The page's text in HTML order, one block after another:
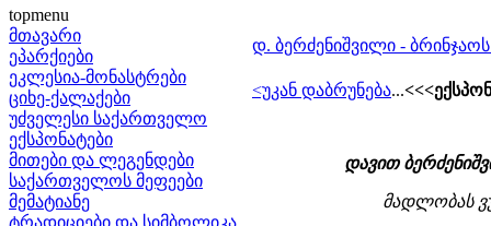
topmenu
მთავარი
ეპარქიები
ეკლესია-მონასტრები
ციხე-ქალაქები
უძველესი საქართველო
ექსპონატები
მითები და ლეგენდები
საქართველოს მეფეები
მემატიანე
ტრადიციები და სიმბოლიკა
დ. ბერძენიშვილი -
<უკან დაბრუნება...
დავით
მადლობას